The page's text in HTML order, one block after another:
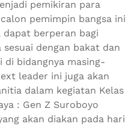
pemikiran para
pemimpin bangsa ini
dapat berperan bagi
dengan bakat dan
di bidangnya masing-
leader ini juga akan
dalam kegiatan Kelas
: Gen Z Suroboyo
akan diakan pada hari